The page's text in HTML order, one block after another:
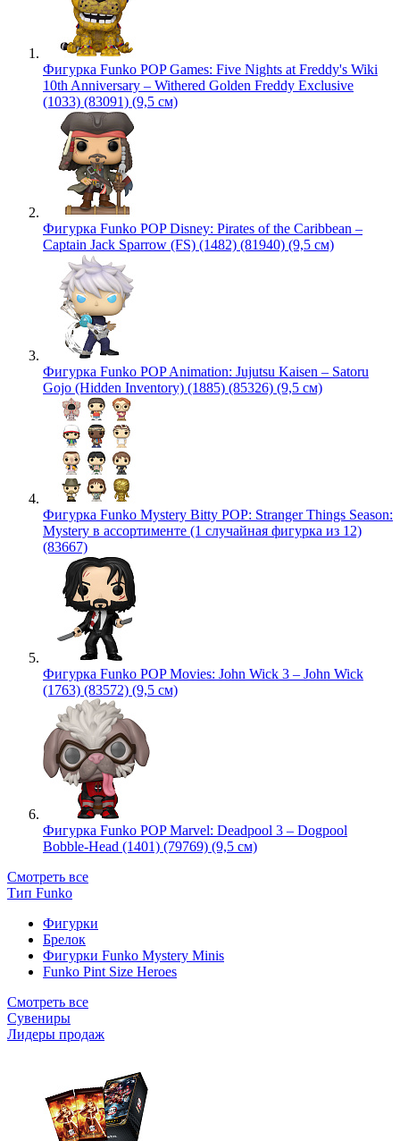
Фигурка Funko POP Games: Five Nights at Freddy's Wiki
10th Anniversary – Withered Golden Freddy Exclusive
(1033) (83091) (9,5 см)
Фигурка Funko POP Disney: Pirates of the Caribbean –
Captain Jack Sparrow (FS) (1482) (81940) (9,5 см)
Фигурка Funko POP Animation: Jujutsu Kaisen – Satoru
Gojo (Hidden Inventory) (1885) (85326) (9,5 см)
Фигурка Funko Mystery Bitty POP: Stranger Things Season:
Mystery в ассортименте (1 случайная фигурка из 12)
(83667)
Фигурка Funko POP Movies: John Wick 3 – John Wick
(1763) (83572) (9,5 см)
Фигурка Funko POP Marvel: Deadpool 3 – Dogpool
Bobble-Head (1401) (79769) (9,5 см)
Смотреть все
Тип Funko
Фигурки
Брелок
Фигурки Funko Mystery Minis
Funko Pint Size Heroes
Смотреть все
Сувениры
Лидеры продаж